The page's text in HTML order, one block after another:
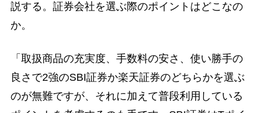
説する。証券会社を選ぶ際のポイントはどこなの
か。
「取扱商品の充実度、手数料の安さ、使い勝手の
良さで2強のSBI証券か楽天証券のどちらかを選ぶ
のが無難ですが、それに加えて普段利用している